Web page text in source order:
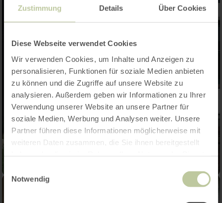
Zustimmung Details Über Cookies
Diese Webseite verwendet Cookies
Wir verwenden Cookies, um Inhalte und Anzeigen zu
personalisieren, Funktionen für soziale Medien anbieten
zu können und die Zugriffe auf unsere Website zu
analysieren. Außerdem geben wir Informationen zu Ihrer
Verwendung unserer Website an unsere Partner für
soziale Medien, Werbung und Analysen weiter. Unsere
Partner führen diese Informationen möglicherweise mit
weiteren Daten zusammen, die Sie ihnen bereitgestellt
Notwendig